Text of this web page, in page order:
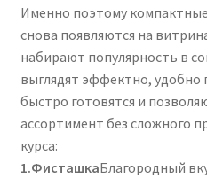
Именно поэтому
снова появляются на
набирают популярность в
выглядят эффектно, удобно
быстро готовятся и
ассортимент без сложного
курса:
1.ФисташкаБлагородный